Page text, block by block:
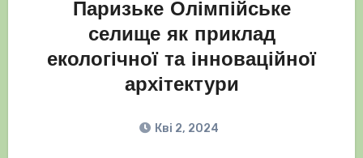
Паризьке Олімпійське
селище як приклад
екологічної та інноваційної
архітектури
Кві 2, 2024